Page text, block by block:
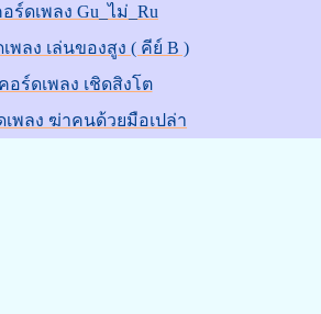
ร์ดเพลง Gu_ไม่_Ru
พลง เล่นของสูง ( คีย์ B )
คอร์ดเพลง เชิดสิงโต
เพลง ฆ่าคนด้วยมือเปล่า